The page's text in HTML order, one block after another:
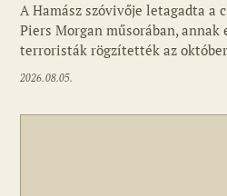
A Hamász szóvivője letagadta
Piers Morgan műsorában, annak
terroristák rögzítették az
2026.08.05.